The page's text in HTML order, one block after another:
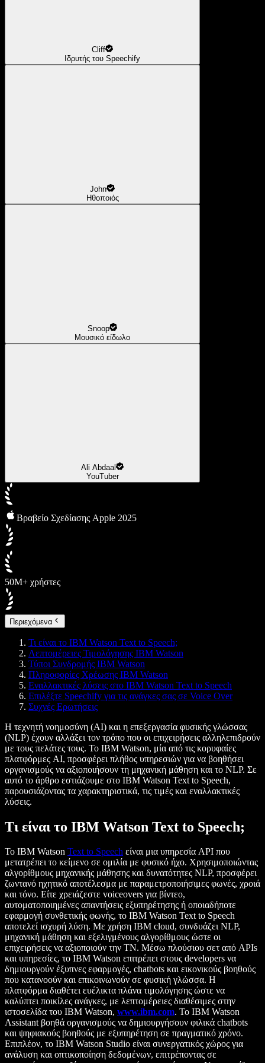
Cliff
Ιδρυτής του Speechify
John
Ηθοποιός
Snoop
Μουσικό είδωλο
Ali Abdaal
YouTuber
Βραβείο Σχεδίασης Apple 2025
50M+ χρήστες
Περιεχόμενα
Τι είναι το IBM Watson Text to Speech;
Λεπτομέρειες Τιμολόγησης IBM Watson
Τύποι Συνδρομής IBM Watson
Πληροφορίες Χρέωσης IBM Watson
Εναλλακτικές λύσεις στο IBM Watson Text to Speech
Επιλέξτε Speechify για τις ανάγκες σας σε Voice Over
Συχνές Ερωτήσεις
Η τεχνητή νοημοσύνη (AI) και η επεξεργασία φυσικής γλώσσας
(NLP) έχουν αλλάξει τον τρόπο που οι επιχειρήσεις αλληλεπιδρούν
με τους πελάτες τους. Το IBM Watson, μία από τις κορυφαίες
πλατφόρμες AI, προσφέρει πλήθος υπηρεσιών για να βοηθήσει
οργανισμούς να αξιοποιήσουν τη μηχανική μάθηση και το NLP. Σε
αυτό το άρθρο εστιάζουμε στο IBM Watson Text to Speech,
παρουσιάζοντας τα χαρακτηριστικά, τις τιμές και εναλλακτικές
λύσεις.
Τι είναι το IBM Watson Text to Speech;
Το IBM Watson Text to Speech είναι μια υπηρεσία API που
μετατρέπει το κείμενο σε ομιλία με φυσικό ήχο. Χρησιμοποιώντας
αλγορίθμους μηχανικής μάθησης και δυνατότητες NLP, προσφέρει
ζωντανό ηχητικό αποτέλεσμα με παραμετροποιήσιμες φωνές, χροιά
και τόνο. Είτε χρειάζεστε voiceovers για βίντεο,
αυτοματοποιημένες απαντήσεις εξυπηρέτησης ή οποιαδήποτε
εφαρμογή συνθετικής φωνής, το IBM Watson Text to Speech
αποτελεί ισχυρή λύση. Με χρήση IBM cloud, συνδυάζει NLP,
μηχανική μάθηση και εξελιγμένους αλγορίθμους ώστε οι
επιχειρήσεις να αξιοποιούν την ΤΝ. Μέσω πλούσιου σετ από APIs
και υπηρεσίες, το IBM Watson επιτρέπει στους developers να
δημιουργούν έξυπνες εφαρμογές, chatbots και εικονικούς βοηθούς
που κατανοούν και επικοινωνούν σε φυσική γλώσσα. Η
πλατφόρμα διαθέτει ευέλικτα πλάνα τιμολόγησης ώστε να
καλύπτει ποικίλες ανάγκες, με λεπτομέρειες διαθέσιμες στην
ιστοσελίδα του IBM Watson, www.ibm.com. Το IBM Watson
Assistant βοηθά οργανισμούς να δημιουργήσουν φιλικά chatbots
και ψηφιακούς βοηθούς με εξυπηρέτηση σε πραγματικό χρόνο.
Επιπλέον, το IBM Watson Studio είναι συνεργατικός χώρος για
ανάλυση και οπτικοποίηση δεδομένων, επιτρέποντας σε